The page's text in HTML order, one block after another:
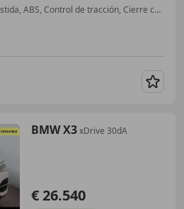
Garantia, 4WD, Dirección asistida, ABS, Control de tracción, Cierre centralizado, Climatizador automático, Baca
BMW X3xDrive 30dA
€ 26.540